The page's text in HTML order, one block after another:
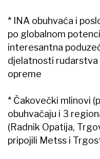
* INA obuhvaća i
po globalnom
interesantna
djelatnosti rudarstva
opreme
* Čakovečki mlinovi
obuhvaćaju i 3
(Radnik Opatija,
pripojili Metss i